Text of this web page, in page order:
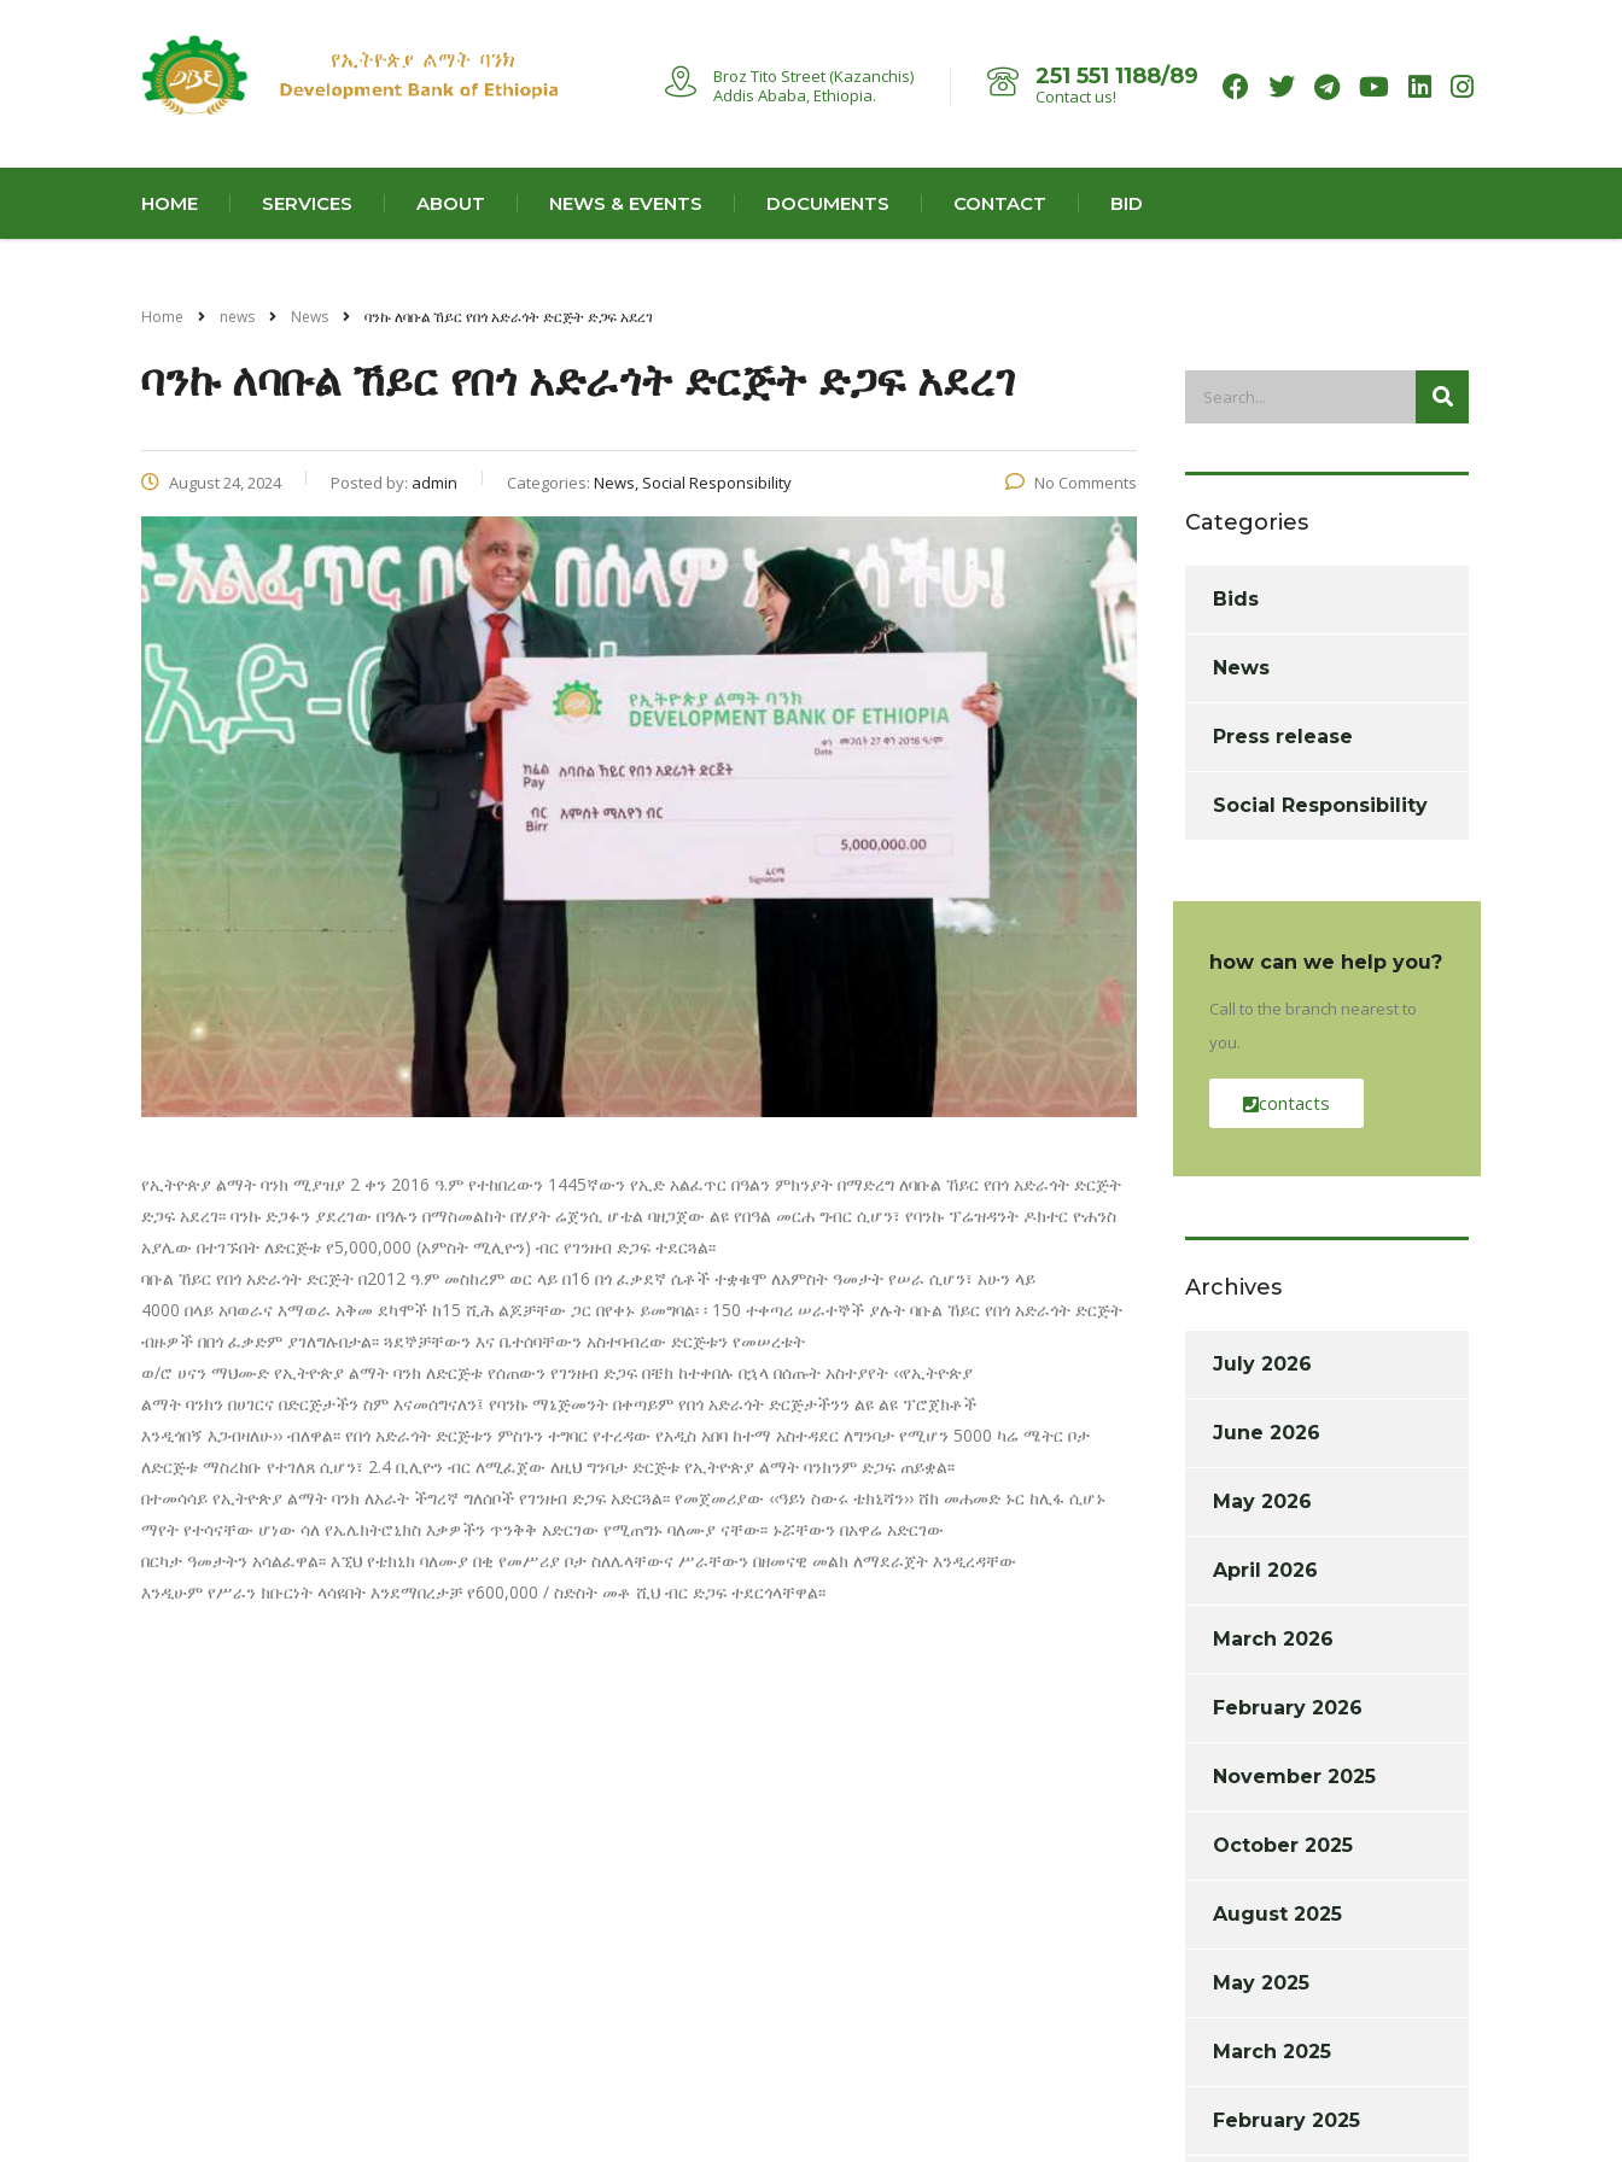
Broz Tito Street (Kazanchis)
Addis Ababa, Ethiopia.
251 551 1188/89
Contact us!
HOME SERVICES ABOUT NEWS & EVENTS DOCUMENTS CONTACT BID
Home news News ባንኩ ለባቡል ኸይር የበጎ አድራጎት ድርጅት ድጋፍ አደረገ
ባንኩ ለባቡል ኸይር የበጎ አድራጎት ድርጅት ድጋፍ አደረገ
August 24, 2024 Posted by: admin Categories: News, Social Responsibility No Comments
የኢትዮጵያ ልማት ባንክ ሚያዝያ 2 ቀን 2016 ዓ.ም የተከበረውን 1445ኛውን የኢድ አልፈጥር በዓልን ምክንያት በማድረግ ለባቡል ኸይር የበጎ አድራጎት ድርጅት
ድጋፍ አደረገ፡፡ ባንኩ ድጋፉን ያደረገው በዓሉን በማስመልከት በሃያት ሬጀንሲ ሆቴል ባዘጋጀው ልዩ የበዓል መርሐ ግብር ሲሆን፣ የባንኩ ፕሬዝዳንት ዶክተር ዮሐንስ
አያሌው በተገኙበት ለድርጅቱ የ5,000,000 (አምስት ሚሊዮን) ብር የገንዘብ ድጋፍ ተደርጓል፡፡
ባቡል ኸይር የበጎ አድራጎት ድርጅት በ2012 ዓ.ም መስከረም ወር ላይ በ16 በጎ ፈቃደኛ ሴቶች ተቋቁሞ ለአምስት ዓመታት የሠራ ሲሆን፣ አሁን ላይ
4000 በላይ አባወራና እማወራ አቅመ ደካሞች ከ15 ሺሕ ልጆቻቸው ጋር በየቀኑ ይመግባል፡ ፡ 150 ተቀጣሪ ሠራተኞች ያሉት ባቡል ኸይር የበጎ አድራጎት ድርጅት
ብዙዎች በበጎ ፈቃድም ያገለግሉበታል፡፡ ጓደኞቻቸውን እና ቤተሰባቸውን አስተባብረው ድርጅቱን የመሠረቱት
ወ/ሮ ሀናን ማህሙድ የኢትዮጵያ ልማት ባንክ ለድርጅቱ የሰጠውን የገንዘብ ድጋፍ በቼክ ከተቀበሉ በኋላ በሰጡት አስተያየት ‹‹የኢትዮጵያ
ልማት ባንክን በሀገርና በድርጅታችን ስም እናመሰግናለን፤ የባንኩ ማኔጅመንት በቀጣይም የበጎ አድራጎት ድርጅታችንን ልዩ ልዩ ፕሮጀክቶች
እንዲጎበኝ እጋብዛለሁ›› ብለዋል፡፡ የበጎ አድራጎት ድርጅቱን ምስጉን ተግባር የተረዳው የአዲስ አበባ ከተማ አስተዳደር ለግንባታ የሚሆን 5000 ካሬ ሜትር ቦታ
ለድርጅቱ ማስረከቡ የተገለጸ ሲሆን፣ 2.4 ቢሊዮን ብር ለሚፈጀው ለዚህ ግንባታ ድርጅቱ የኢትዮጵያ ልማት ባንክንም ድጋፍ ጠይቋል፡፡
በተመሳሳይ የኢትዮጵያ ልማት ባንክ ለአራት ችግረኛ ግለሰቦች የገንዘብ ድጋፍ አድርጓል፡፡ የመጀመሪያው ‹‹ዓይነ ስውሩ ቴክኒሻን›› ሸክ መሐመድ ኑር ከሊፋ ሲሆኑ
ማየት የተሳናቸው ሆነው ሳለ የኤሌክትሮኒክስ እቃዎችን ጥንቅቅ አድርገው የሚጠግኑ ባለሙያ ናቸው፡፡ ኑሯቸውን በአዋሬ አድርገው
በርካታ ዓመታትን አሳልፈዋል፡፡ እኚህ የቴክኒክ ባለሙያ በቂ የመሥሪያ ቦታ ስለሌላቸውና ሥራቸውን በዘመናዊ መልክ ለማደራጀት እንዲረዳቸው
እንዲሁም የሥራን ክቡርነት ላሳዩበት እንደማበረታቻ የ600,000 / ስድስት መቶ ሺህ ብር ድጋፍ ተደርጎላቸዋል፡፡
Categories
Bids
News
Press release
Social Responsibility
how can we help you?
Call to the branch nearest to
you.
contacts
Archives
July 2026
June 2026
May 2026
April 2026
March 2026
February 2026
November 2025
October 2025
August 2025
May 2025
March 2025
February 2025